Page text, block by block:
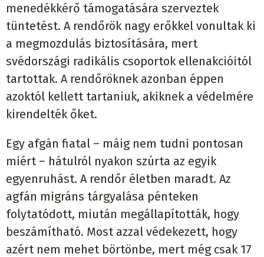
menedékkérő támogatására szerveztek
tüntetést. A rendőrök nagy erőkkel vonultak ki
a megmozdulás biztosítására, mert
svédországi radikális csoportok ellenakcióitól
tartottak. A rendőröknek azonban éppen
azoktól kellett tartaniuk, akiknek a védelmére
kirendelték őket.
Egy afgán fiatal ­– máig nem tudni pontosan
miért – hátulról nyakon szúrta az egyik
egyenruhást. A rendőr életben maradt. Az
agfán migráns tárgyalása pénteken
folytatódott, miután megállapították, hogy
beszámítható. Most azzal védekezett, hogy
azért nem mehet börtönbe, mert még csak 17